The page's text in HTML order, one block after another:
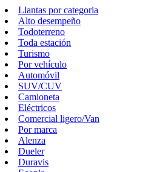
Llantas por categoria
Alto desempeño
Todoterreno
Toda estación
Turismo
Por vehículo
Automóvil
SUV/CUV
Camioneta
Eléctricos
Comercial ligero/Van
Por marca
Alenza
Dueler
Duravis